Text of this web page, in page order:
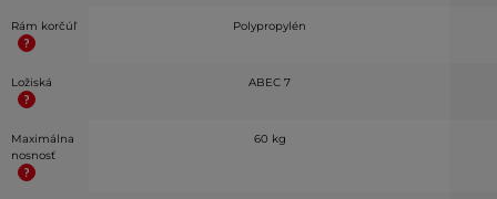
Rám korčúľ Polypropylén
Ložiská ABEC 7
Maximálna
nosnosť
60 kg